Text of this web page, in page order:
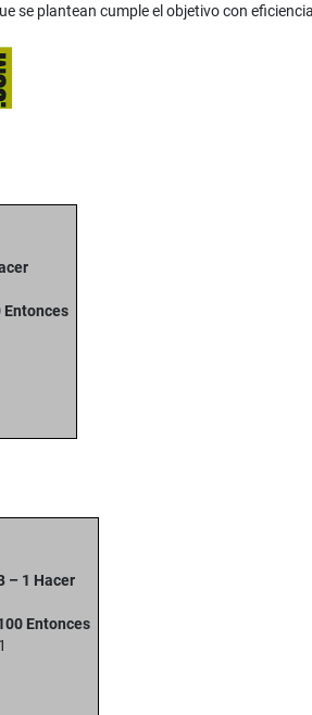
se plantean cumple el objetivo con
Entonces
– 1 Hacer
Entonces